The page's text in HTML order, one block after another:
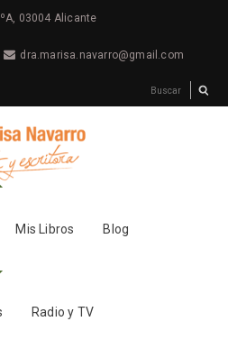
03004 Alicante
dra.marisa.navarro@gmail.com
Mis Libros Blog
Radio y TV